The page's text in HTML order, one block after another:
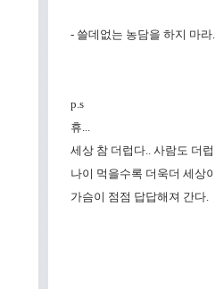
- 쓸데없는 농담을 하지 마
p.s
휴...
세상 참 더럽다.. 사람도 더
나이 먹을수록 더욱더 세상
가슴이 점점 답답해져 간다.